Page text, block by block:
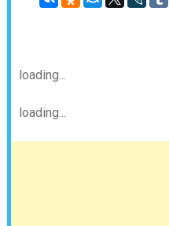
loading...
loading...